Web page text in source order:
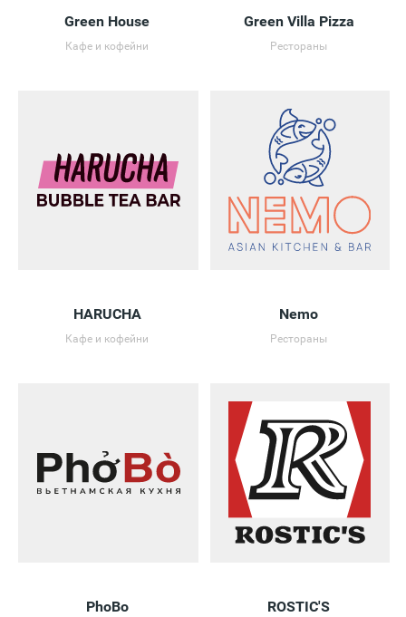
Green House
Кафе и кофейни
Green Villa Pizza
Рестораны
HARUCHA
Кафе и кофейни
Nemo
Рестораны
PhoBo ROSTIC'S